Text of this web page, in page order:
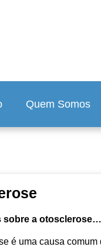
Quem Somos
sobre a otosclerose…
é uma causa